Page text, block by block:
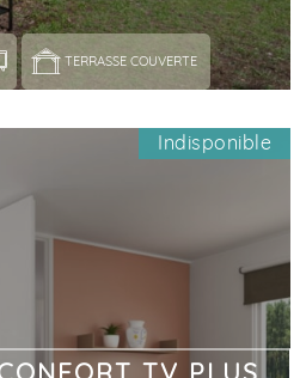
TERRASSE COUVERTE
Indisponible